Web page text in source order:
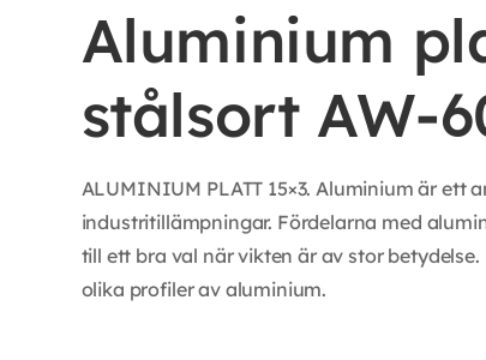
Aluminium
stålsort AW-
ALUMINIUM PLATT 15×3. Aluminium är
industritillämpningar. Fördelarna med
till ett bra val när vikten är av stor
olika profiler av aluminium.